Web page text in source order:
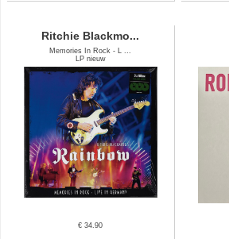
Ritchie Blackmo...
Memories In Rock - L ...
LP nieuw
€ 34.90